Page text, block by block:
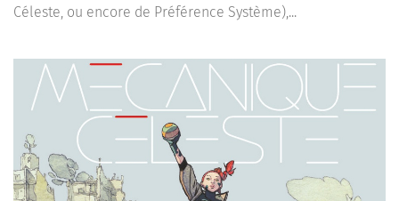
Céleste, ou encore de Préférence Système),...